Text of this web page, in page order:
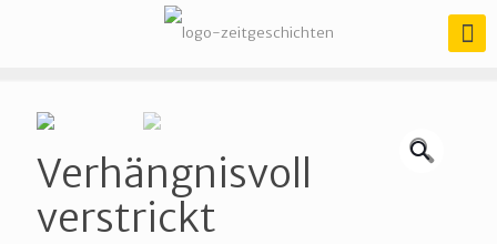
🔍
Verhängnisvoll
verstrickt